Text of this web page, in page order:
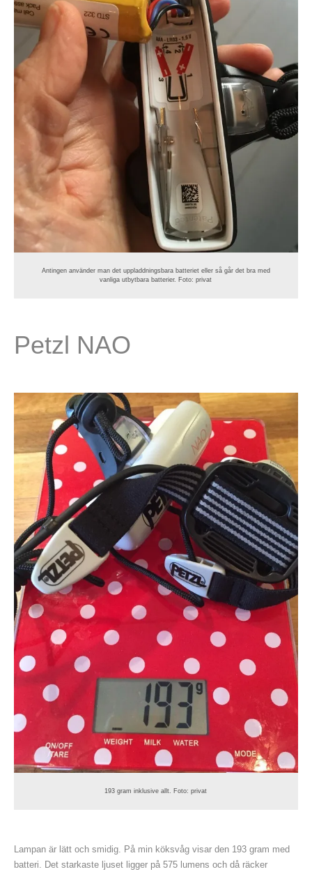
Antingen använder man det uppladdningsbara batteriet eller så går det bra med
vanliga utbytbara batterier. Foto: privat
Petzl NAO
193 gram inklusive allt. Foto: privat
Lampan är lätt och smidig. På min köksvåg visar den 193 gram med
batteri. Det starkaste ljuset ligger på 575 lumens och då räcker